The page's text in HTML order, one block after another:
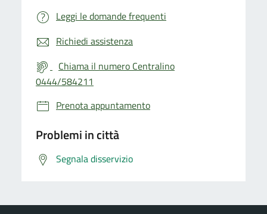
Leggi le domande frequenti
Richiedi assistenza
Chiama il numero Centralino
0444/584211
Prenota appuntamento
Problemi in città
Segnala disservizio